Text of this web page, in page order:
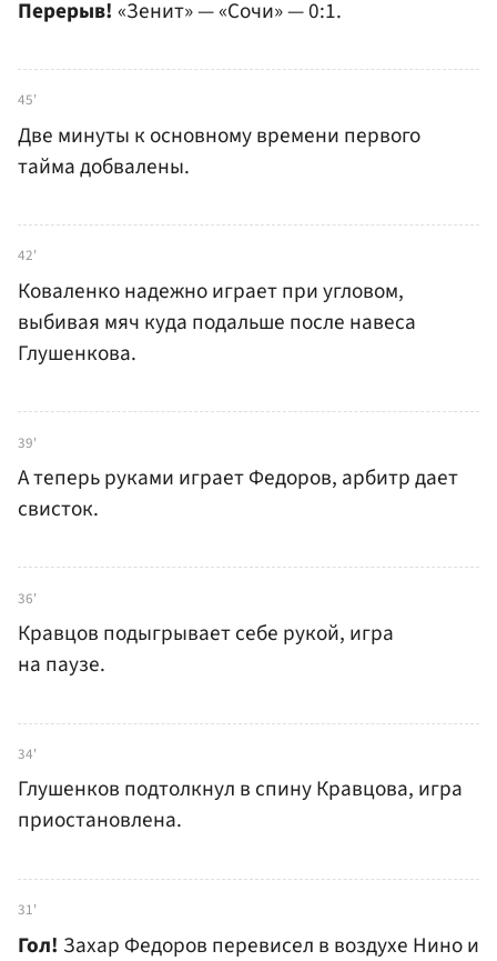
Перерыв! «Зенит» — «Сочи» — 0:1.
45'
Две минуты к основному времени первого
тайма добвалены.
42'
Коваленко надежно играет при угловом,
выбивая мяч куда подальше после навеса
Глушенкова.
39'
А теперь руками играет Федоров, арбитр дает
свисток.
36'
Кравцов подыгрывает себе рукой, игра
на паузе.
34'
Глушенков подтолкнул в спину Кравцова, игра
приостановлена.
31'
Гол! Захар Федоров перевисел в воздухе Нино и